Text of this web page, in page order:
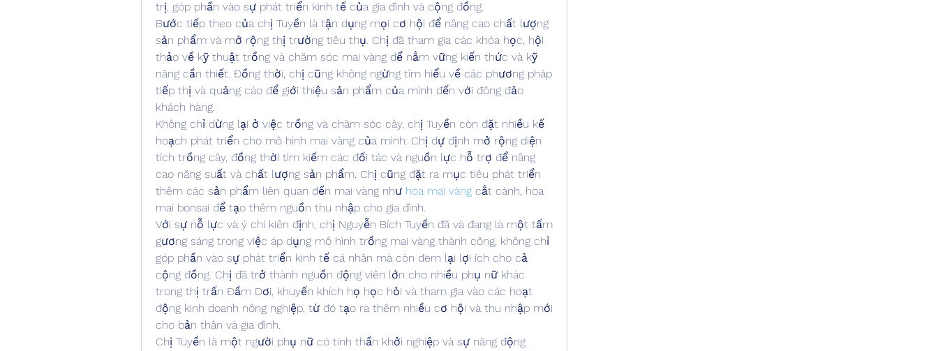
trị, góp phần vào sự phát triển kinh tế của gia đình và cộng đồng.
Bước tiếp theo của chị Tuyền là tận dụng mọi cơ hội để nâng cao chất lượng
sản phẩm và mở rộng thị trường tiêu thụ. Chị đã tham gia các khóa học, hội
thảo về kỹ thuật trồng và chăm sóc mai vàng để nắm vững kiến thức và kỹ
năng cần thiết. Đồng thời, chị cũng không ngừng tìm hiểu về các phương pháp
tiếp thị và quảng cáo để giới thiệu sản phẩm của mình đến với đông đảo
khách hàng.
Không chỉ dừng lại ở việc trồng và chăm sóc cây, chị Tuyền còn đặt nhiều kế
hoạch phát triển cho mô hình mai vàng của mình. Chị dự định mở rộng diện
tích trồng cây, đồng thời tìm kiếm các đối tác và nguồn lực hỗ trợ để nâng
cao năng suất và chất lượng sản phẩm. Chị cũng đặt ra mục tiêu phát triển
thêm các sản phẩm liên quan đến mai vàng như hoa mai vàng cắt cành, hoa
mai bonsai để tạo thêm nguồn thu nhập cho gia đình.
Với sự nỗ lực và ý chí kiên định, chị Nguyễn Bích Tuyền đã và đang là một tấm
gương sáng trong việc áp dụng mô hình trồng mai vàng thành công, không chỉ
góp phần vào sự phát triển kinh tế cá nhân mà còn đem lại lợi ích cho cả
cộng đồng. Chị đã trở thành nguồn động viên lớn cho nhiều phụ nữ khác
trong thị trấn Đầm Dơi, khuyến khích họ học hỏi và tham gia vào các hoạt
động kinh doanh nông nghiệp, từ đó tạo ra thêm nhiều cơ hội và thu nhập mới
cho bản thân và gia đình.
Chị Tuyền là một người phụ nữ có tinh thần khởi nghiệp và sự năng động